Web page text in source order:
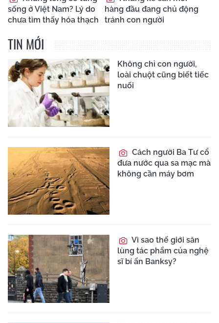
sống ở Việt Nam? Lý do
chưa tìm thấy hóa thạch
hàng đầu đang chủ động
tránh con người
TIN MỚI
Không chỉ con người,
loài chuột cũng biết tiếc
nuối
Cách người Ba Tư cổ
đưa nước qua sa mạc mà
không cần máy bơm
Vì sao thế giới săn
lùng tác phẩm của nghệ
sĩ bí ẩn Banksy?